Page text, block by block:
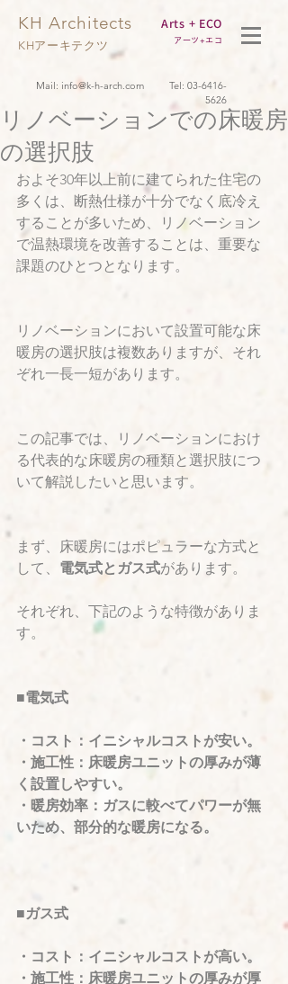
KH Architects
KHアーキテクツ
Arts + ECO
アーツ+エコ
Mail: info@k-h-arch.com Tel: 03-6416-
5626
リノベーションでの床暖房
の選択肢
およそ30年以上前に建てられた住宅の
多くは、断熱仕様が十分でなく底冷え
することが多いため、リノベーション
で温熱環境を改善することは、重要な
課題のひとつとなります。
リノベーションにおいて設置可能な床
暖房の選択肢は複数ありますが、それ
ぞれ一長一短があります。
この記事では、リノベーションにおけ
る代表的な床暖房の種類と選択肢につ
いて解説したいと思います。
まず、床暖房にはポピュラーな方式と
して、 電気式とガス式があります。
それぞれ、下記のような特徴がありま
す。
■電気式
・コスト：イニシャルコストが安い。
・施工性：床暖房ユニットの厚みが薄
く設置しやすい。
・暖房効率：ガスに較べてパワーが無
いため、部分的な暖房になる。
■ガス式
・コスト：イニシャルコストが高い。
・施工性：床暖房ユニットの厚みが厚